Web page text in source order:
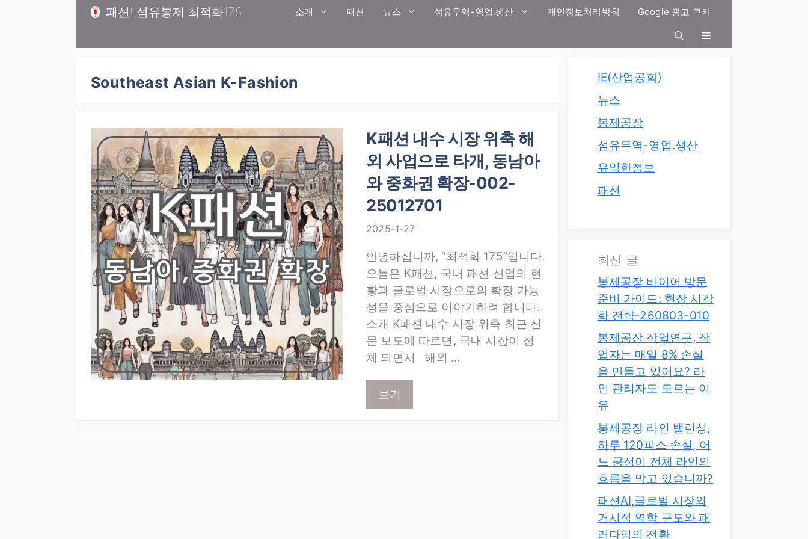
패션! 섬유봉제 최적화175 소개 패션 뉴스 섬유무역-영업.생산 개인정보처리방침 Google 광고 쿠키
Southeast Asian K-Fashion
K패션 내수 시장 위축 해
외 사업으로 타개, 동남아
와 중화권 확장-002-
25012701
2025-1-27
안녕하십니까, “최적화 175”입니다.
오늘은 K패션, 국내 패션 산업의 현
황과 글로벌 시장으로의 확장 가능
성을 중심으로 이야기하려 합니다.
소개 K패션 내수 시장 위축 최근 신
문 보도에 따르면, 국내 시장이 정
체 되면서 해외 …
보기
IE(산업공학)
뉴스
봉제공장
섬유무역-영업.생산
유익한정보
패션
최신 글
봉제공장 바이어 방문
준비 가이드: 현장 시각
화 전략-260803-010
봉제공장 작업연구, 작
업자는 매일 8% 손실
을 만들고 있어요? 라
인 관리자도 모르는 이
유
봉제공장 라인 밸런싱,
하루 120피스 손실, 어
느 공정이 전체 라인의
흐름을 막고 있습니까?
패션AI,글로벌 시장의
거시적 역학 구도와 패
러다임의 전환